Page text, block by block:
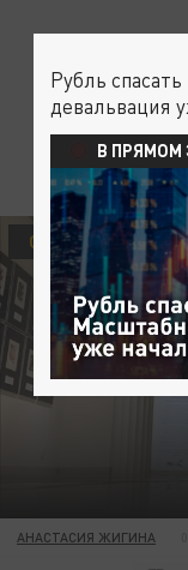
ОБЩЕСТВО
АНАСТАСИЯ ЖИГИНА
Рубль
девальвация
В ПРЯМОМ